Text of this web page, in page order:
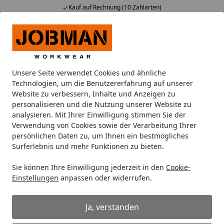
Unsere Seite verwendet Cookies und ähnliche
Technologien, um die Benutzererfahrung auf unserer
Website zu verbessern, Inhalte und Anzeigen zu
personalisieren und die Nutzung unserer Website zu
analysieren. Mit Ihrer Einwilligung stimmen Sie der
Verwendung von Cookies sowie der Verarbeitung Ihrer
persönlichen Daten zu, um Ihnen ein bestmögliches
Surferlebnis und mehr Funktionen zu bieten.
Sie können Ihre Einwilligung jederzeit in den Cookie-
Einstellungen anpassen oder widerrufen.
Ja, verstanden
Kauf auf Rechnung (10 Zahlarten)
Alle Produkte
Mein Konto
Suchen
Startseite
Oberbekleidung Sicherheitsoveralls Jobman
Jobman Winteroverall 4360